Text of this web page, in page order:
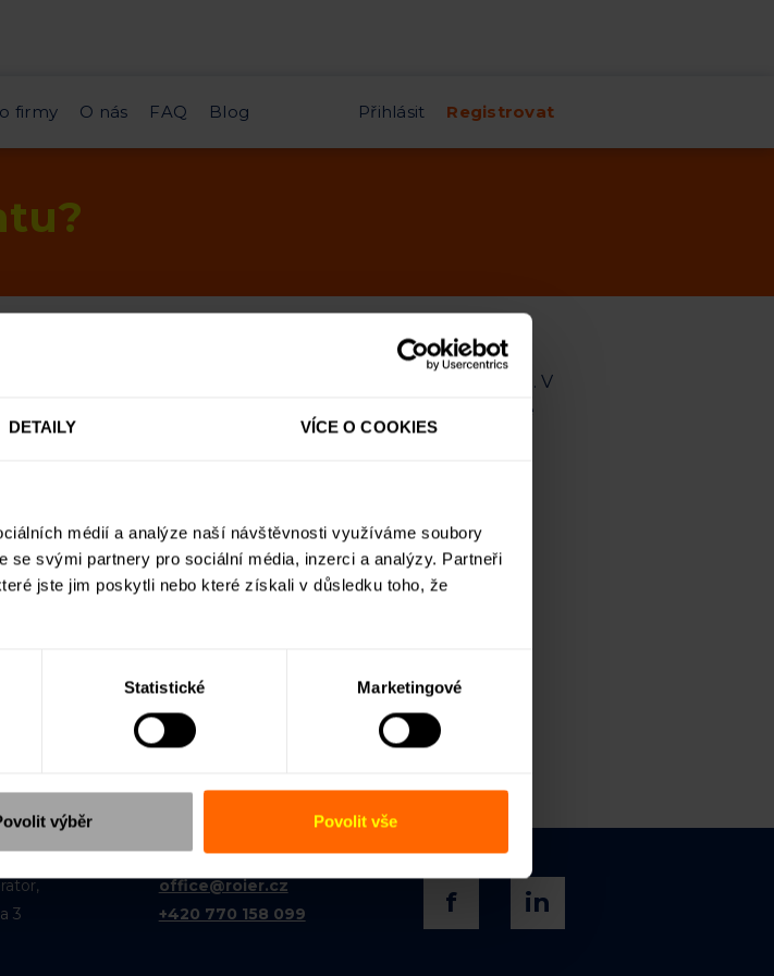
DETAILY VÍCE O COOKIES
médií a analýze naší návštěvnosti využíváme soubory
svými partnery pro sociální média, inzerci a analýzy. Partneři
jste jim poskytli nebo které získali v důsledku toho, že
Statistické Marketingové
výběr Povolit vše
firmy O nás FAQ Blog Přihlásit Registrovat
. Připsání částky na vaši investorskou
– platba tak může dorazit kdykoli v průběhu tohoto dne. V
(o datu načerpání obdržíte
měsíce již obdržíte plnou výši měsíčních výnosů
ODESLAT
Souhlasím se zpracováním osobních údajů
3
office@roier.cz
+420 770 158 099
f in